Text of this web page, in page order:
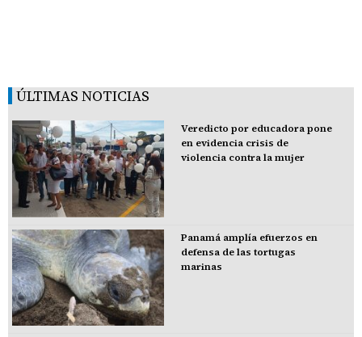
ÚLTIMAS NOTICIAS
Veredicto por educadora pone
en evidencia crisis de
violencia contra la mujer
Panamá amplía efuerzos en
defensa de las tortugas
marinas